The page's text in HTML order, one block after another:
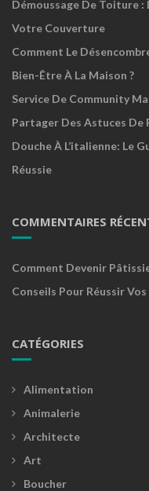
Démoussage De Toiture
Votre Couverture
Comment Le
Bien-Être À La Maison ?
Service De Community
Partager Des Astuces
Douche À L’italienne: Le
Réussie
COMMENTAIRES
Comment Devenir
Conseils Pour Réussir
CATÉGORIES
Alimentation
Animalerie
Architecte
Art
Boucher